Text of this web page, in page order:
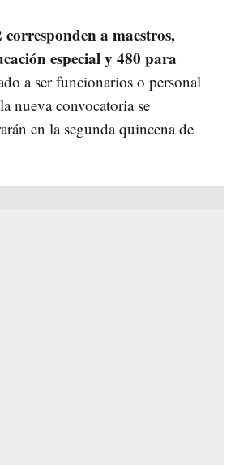
corresponden a maestros,
especial y 480 para
a ser funcionarios o personal
nueva convocatoria se
en la segunda quincena de